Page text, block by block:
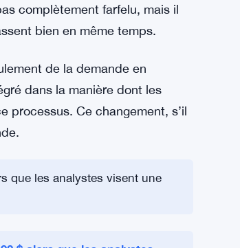
est une autre pour elles de
de dollars. Pas une
que sans ce type de capital
comparable dans cette
à une adoption accrue et des
bien en même temps.
de la demande en
dans la manière dont les